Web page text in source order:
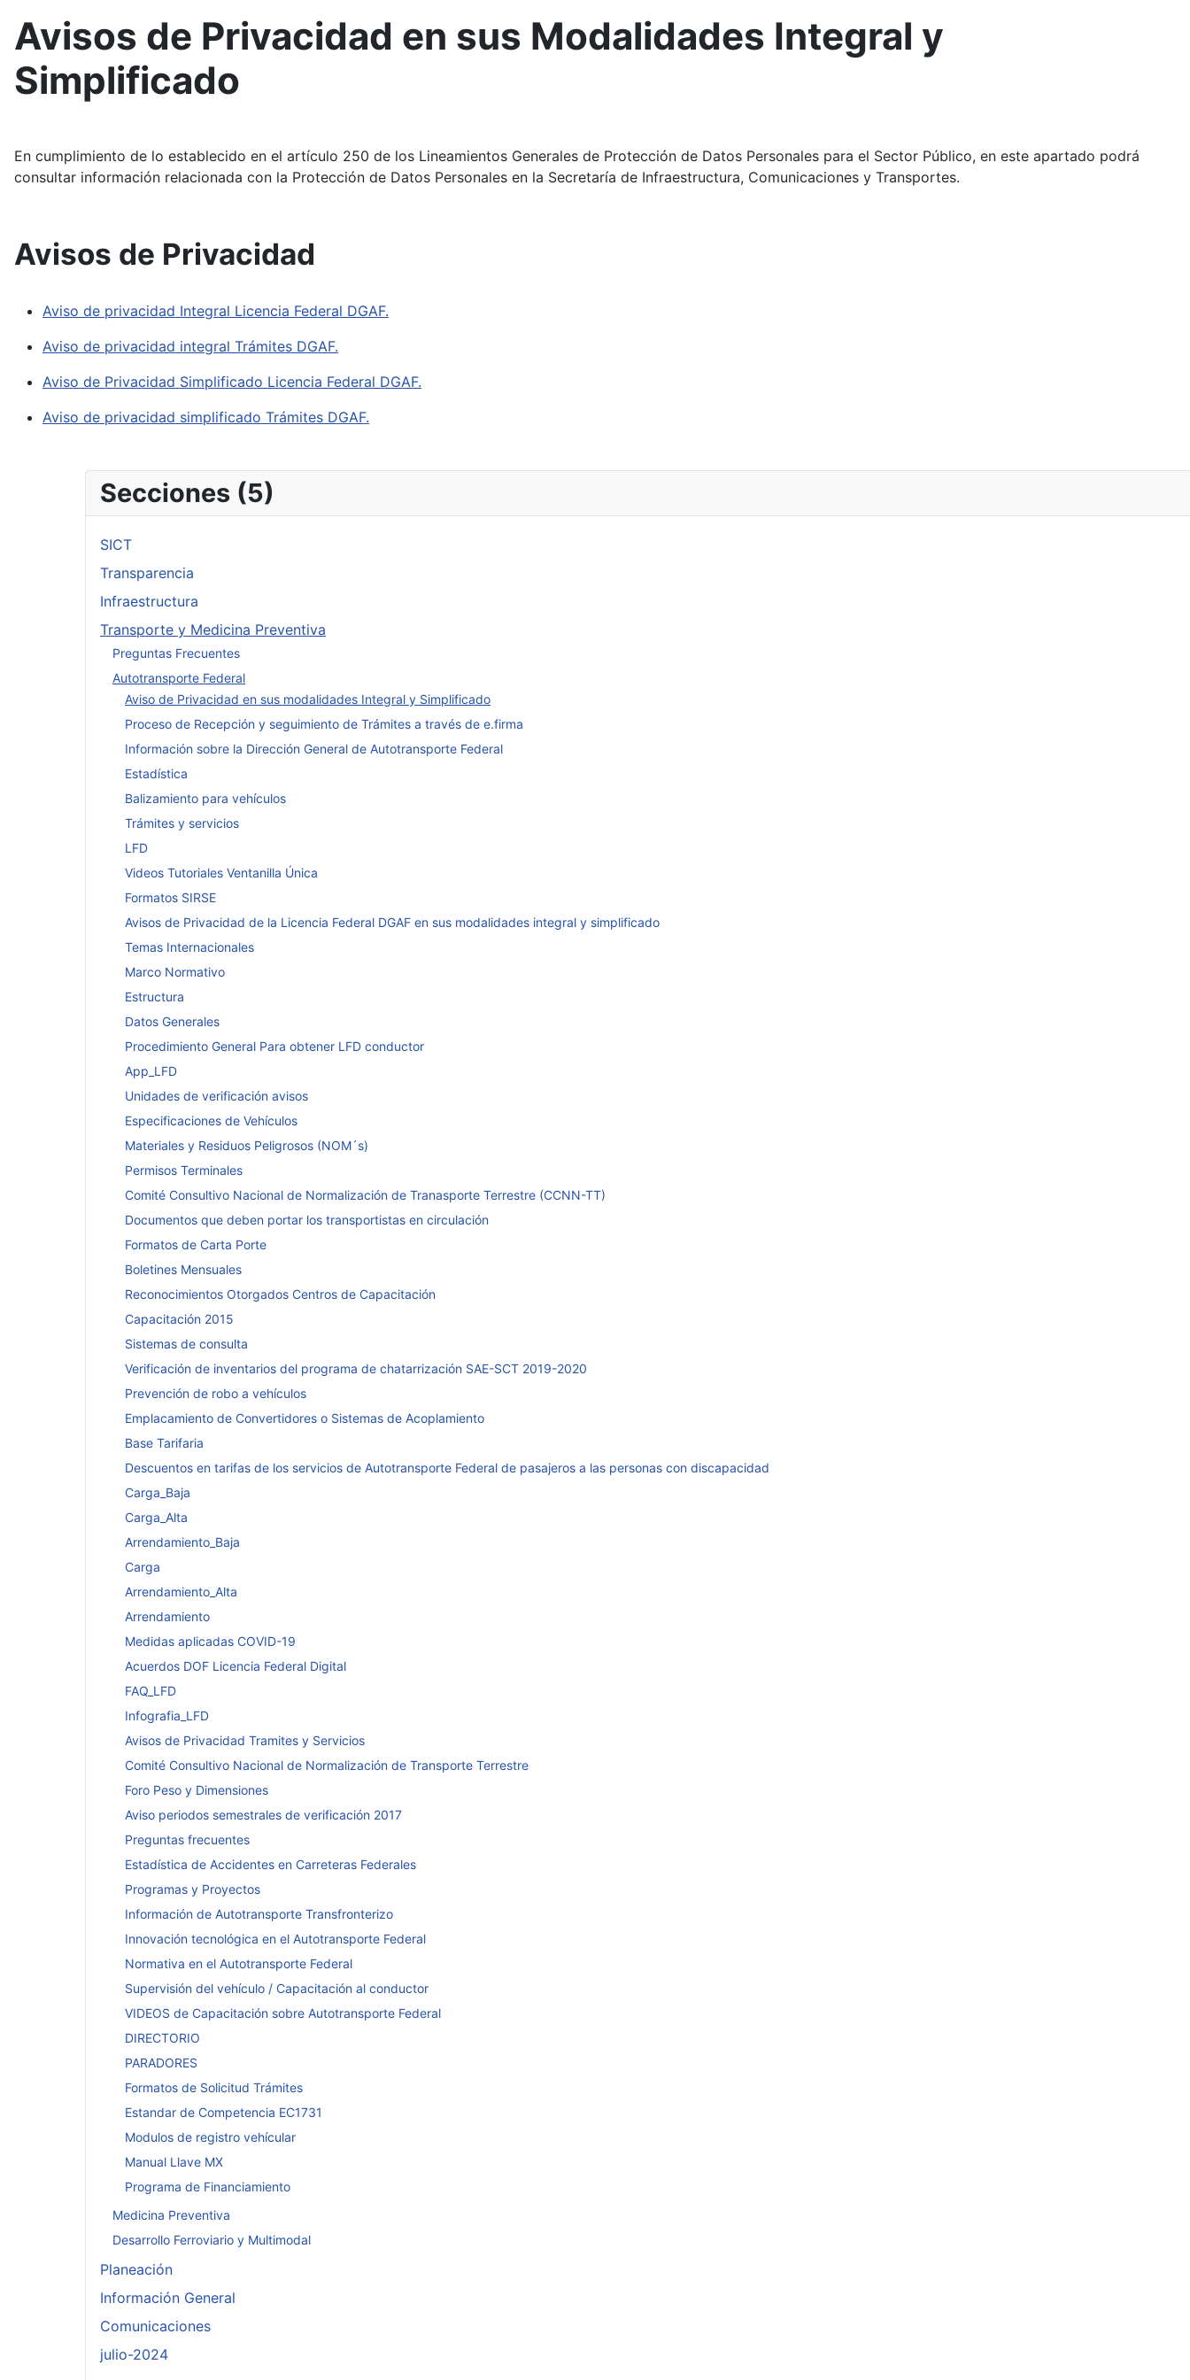
Avisos de Privacidad en sus Modalidades Integral y
Simplificado
En cumplimiento de lo establecido en el artículo 250 de los Lineamientos Generales de Protección de Datos Personales para el Sector Público, en este apartado podrá
consultar información relacionada con la Protección de Datos Personales en la Secretaría de Infraestructura, Comunicaciones y Transportes.
Avisos de Privacidad
Aviso de privacidad Integral Licencia Federal DGAF.
Aviso de privacidad integral Trámites DGAF.
Aviso de Privacidad Simplificado Licencia Federal DGAF.
Aviso de privacidad simplificado Trámites DGAF.
Secciones (5)
SICT
Transparencia
Infraestructura
Transporte y Medicina Preventiva
Preguntas Frecuentes
Autotransporte Federal
Aviso de Privacidad en sus modalidades Integral y Simplificado
Proceso de Recepción y seguimiento de Trámites a través de e.firma
Información sobre la Dirección General de Autotransporte Federal
Estadística
Balizamiento para vehículos
Trámites y servicios
LFD
Videos Tutoriales Ventanilla Única
Formatos SIRSE
Avisos de Privacidad de la Licencia Federal DGAF en sus modalidades integral y simplificado
Temas Internacionales
Marco Normativo
Estructura
Datos Generales
Procedimiento General Para obtener LFD conductor
App_LFD
Unidades de verificación avisos
Especificaciones de Vehículos
Materiales y Residuos Peligrosos (NOM´s)
Permisos Terminales
Comité Consultivo Nacional de Normalización de Tranasporte Terrestre (CCNN-TT)
Documentos que deben portar los transportistas en circulación
Formatos de Carta Porte
Boletines Mensuales
Reconocimientos Otorgados Centros de Capacitación
Capacitación 2015
Sistemas de consulta
Verificación de inventarios del programa de chatarrización SAE-SCT 2019-2020
Prevención de robo a vehículos
Emplacamiento de Convertidores o Sistemas de Acoplamiento
Base Tarifaria
Descuentos en tarifas de los servicios de Autotransporte Federal de pasajeros a las personas con discapacidad
Carga_Baja
Carga_Alta
Arrendamiento_Baja
Carga
Arrendamiento_Alta
Arrendamiento
Medidas aplicadas COVID-19
Acuerdos DOF Licencia Federal Digital
FAQ_LFD
Infografia_LFD
Avisos de Privacidad Tramites y Servicios
Comité Consultivo Nacional de Normalización de Transporte Terrestre
Foro Peso y Dimensiones
Aviso periodos semestrales de verificación 2017
Preguntas frecuentes
Estadística de Accidentes en Carreteras Federales
Programas y Proyectos
Información de Autotransporte Transfronterizo
Innovación tecnológica en el Autotransporte Federal
Normativa en el Autotransporte Federal
Supervisión del vehículo / Capacitación al conductor
VIDEOS de Capacitación sobre Autotransporte Federal
DIRECTORIO
PARADORES
Formatos de Solicitud Trámites
Estandar de Competencia EC1731
Modulos de registro vehícular
Manual Llave MX
Programa de Financiamiento
Medicina Preventiva
Desarrollo Ferroviario y Multimodal
Planeación
Información General
Comunicaciones
julio-2024